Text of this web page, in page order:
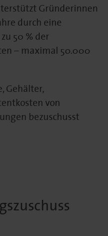
Gründerinnen
durch eine
50 % der
– maximal 50.000
Gehälter,
von
bezuschusst